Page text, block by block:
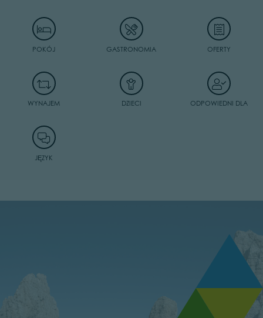
POKÓJ GASTRONOMIA OFERTY
WYNAJEM DZIECI ODPOWIEDNI DLA
JĘZYK